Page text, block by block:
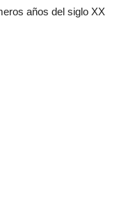
años del siglo XX